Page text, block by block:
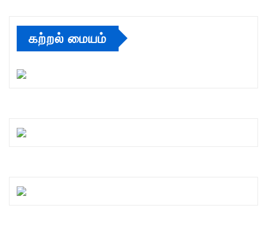
கற்றல் மையம்